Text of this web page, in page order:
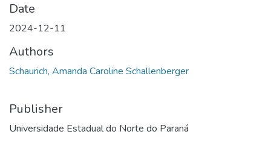
Date
2024-12-11
Authors
Schaurich, Amanda Caroline Schallenberger
Publisher
Universidade Estadual do Norte do Paraná